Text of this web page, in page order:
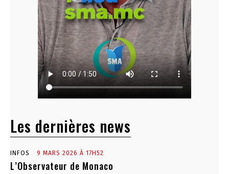
Les dernières news
INFOS 9 MARS 2026 À 17H52
L’Observateur de Monaco